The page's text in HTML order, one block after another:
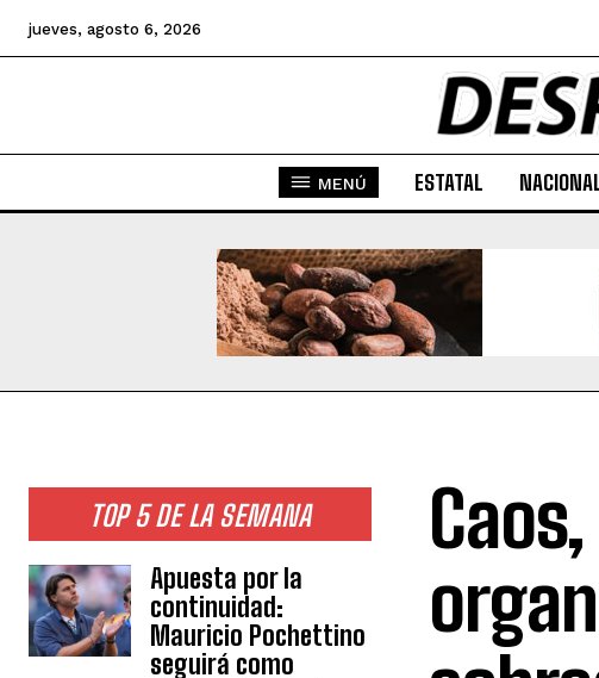
jueves, agosto 6, 2026
MENÚ ESTATAL
TOP 5 DE LA SEMANA
Apuesta por la
continuidad:
Mauricio Pochettino
seguirá como